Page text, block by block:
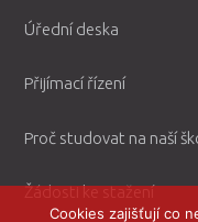
Úřední deska
Přijímací řízení
Proč studovat na naší
Žádosti ke stažení
Cookies zajišťují co